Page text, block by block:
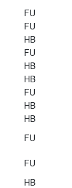
FU
FU
HB
FU
HB
HB
FU
HB
HB
FU
FU
HB